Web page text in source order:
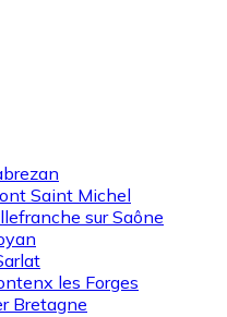
Saint Michel
sur Saône
les Forges
Bretagne